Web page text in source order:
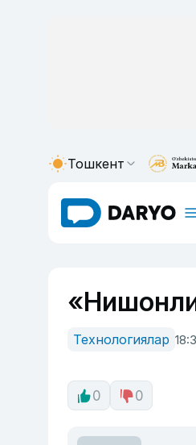
Тошкент
Технологиялар
0 0